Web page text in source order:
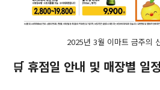
2025년 3월 이마트 금주의
🛒 휴점일 안내 및 매장별 일정